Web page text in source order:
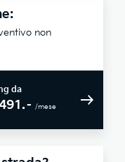
non
da
/mese